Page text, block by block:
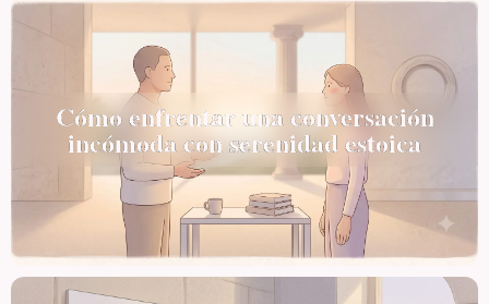
Cómo enfrentar una conversación
incómoda con serenidad estoica